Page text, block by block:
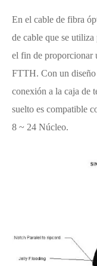
En el cable de fibra
de cable que se
el fin de proporcionar
FTTH. Con un
conexión a la caja de
suelto es compatible
8 ~ 24 Núcleo.